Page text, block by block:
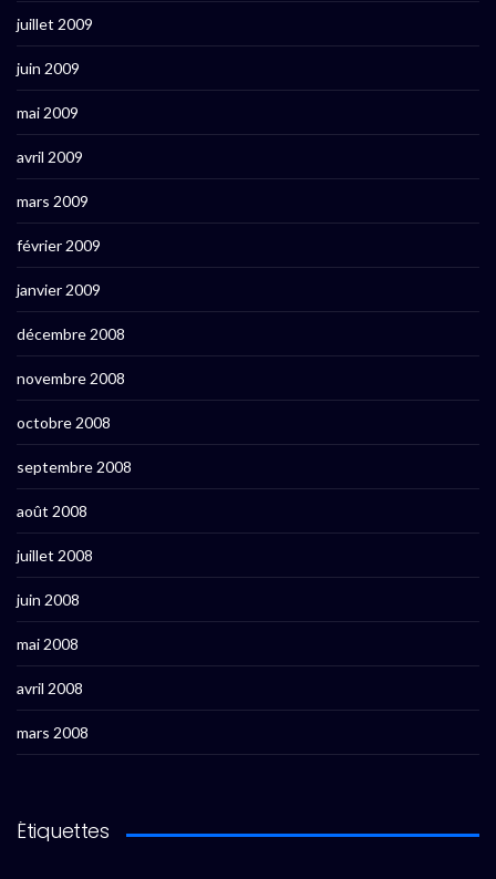
juillet 2009
juin 2009
mai 2009
avril 2009
mars 2009
février 2009
janvier 2009
décembre 2008
novembre 2008
octobre 2008
septembre 2008
août 2008
juillet 2008
juin 2008
mai 2008
avril 2008
mars 2008
Étiquettes